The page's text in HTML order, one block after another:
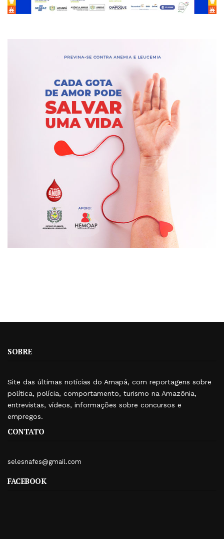
SOBRE
Site das últimas notícias do Amapá, com reportagens sobre
política, polícia, comportamento, turismo na Amazônia,
entrevistas, vídeos, informações sobre concursos e
empregos.
CONTATO
selesnafes@gmail.com
FACEBOOK